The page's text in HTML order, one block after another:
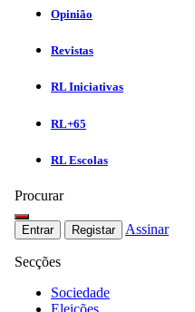
Opinião
Revistas
RL Iniciativas
RL+65
RL Escolas
Procurar
Entrar Registar Assinar
Secções
Sociedade
Eleições